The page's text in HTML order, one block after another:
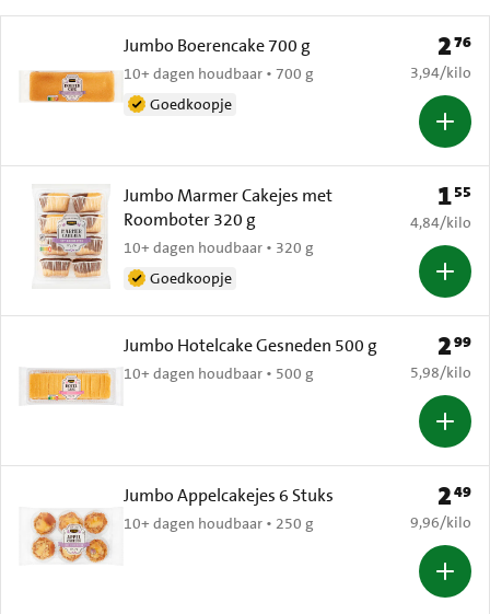
Jumbo Boerencake 700 g
10+ dagen houdbaar • 700 g
Goedkoopje
Prijs:
276
€ 3,94 per
3,94/kilo
Jumbo Marmer Cakejes met
Roomboter 320 g
10+ dagen houdbaar • 320 g
Goedkoopje
Prijs:
155
€ 4,84 per
4,84/kilo
Jumbo Hotelcake Gesneden 500 g
10+ dagen houdbaar • 500 g
Prijs:
299
€ 5,98 per
5,98/kilo
Jumbo Appelcakejes 6 Stuks
10+ dagen houdbaar • 250 g
Prijs:
249
€ 9,96 per
9,96/kilo